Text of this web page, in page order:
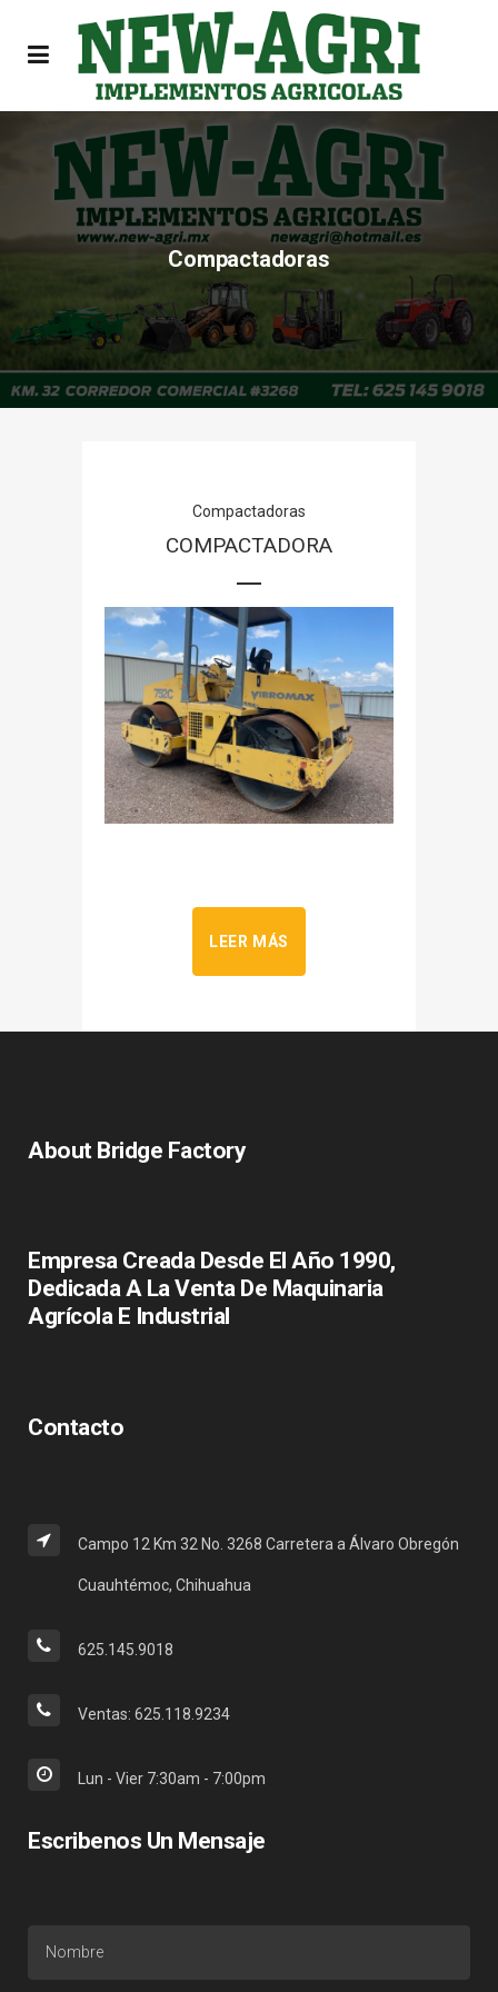
Compactadoras
Compactadoras
COMPACTADORA
LEER MÁS
About Bridge Factory
Empresa Creada Desde El Año 1990,
Dedicada A La Venta De Maquinaria
Agrícola E Industrial
Contacto
Campo 12 Km 32 No. 3268 Carretera a Álvaro Obregón
Cuauhtémoc, Chihuahua
625.145.9018
Ventas: 625.118.9234
Lun - Vier 7:30am - 7:00pm
Escribenos Un Mensaje